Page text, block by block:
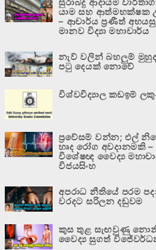
යාම සහ ආත්මභක්ෂක
– ආචාර්ය ප්‍රණීත්
මානව විද්‍යා මහාචාර්ය
නැව් වලින් බහලුම්
පටු දෙයක් නොවේ
විශ්වවිද්‍යාල කඩඉම්
ප්‍රවේසම් වන්න; එල්
හෘද රෝග අවදානමකි –
විශේෂඥ වෛද්‍ය
විජයසිංහ
අපරාධ නීතියේ පරම
වරදට සරිලන දඬුවම
කුස තුළ සැඟවුණු
වෛද්‍ය සුගත්